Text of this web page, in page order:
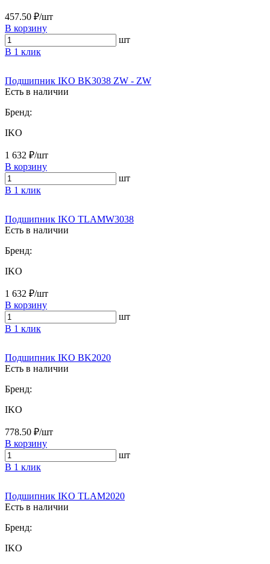
457.50 ₽/шт
В корзину
шт
В 1 клик
Подшипник IKO BK3038 ZW - ZW
Есть в наличии
Бренд:
IKO
1 632 ₽/шт
В корзину
шт
В 1 клик
Подшипник IKO TLAMW3038
Есть в наличии
Бренд:
IKO
1 632 ₽/шт
В корзину
шт
В 1 клик
Подшипник IKO BK2020
Есть в наличии
Бренд:
IKO
778.50 ₽/шт
В корзину
шт
В 1 клик
Подшипник IKO TLAM2020
Есть в наличии
Бренд:
IKO